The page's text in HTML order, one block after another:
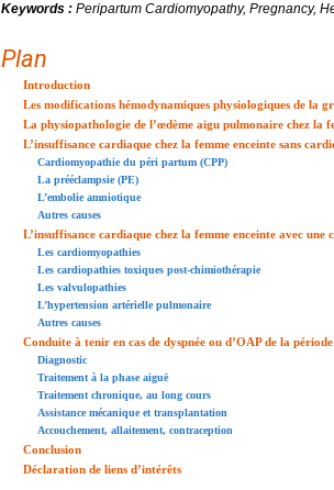
Keywords : Peripartum Cardiomyopathy, Pregnancy,
Plan
Introduction
Les modifications hémodynamiques physiologiques de la
La physiopathologie de l’œdème aigu pulmonaire chez la
L’insuffisance cardiaque chez la femme enceinte sans
Cardiomyopathie du péri partum (CPP)
La prééclampsie (PE)
L’embolie amniotique
Autres causes
L’insuffisance cardiaque chez la femme enceinte avec une
Les cardiomyopathies
Les cardiopathies toxiques post-chimiothérapie
Les valvulopathies
L’hypertension artérielle pulmonaire
Autres causes
Conduite à tenir en cas de dyspnée ou d’OAP de la
Diagnostic
Traitement à la phase aiguë
Traitement chronique, au long cours
Assistance mécanique et transplantation
Accouchement, allaitement, contraception
Conclusion
Déclaration de liens d’intérêts